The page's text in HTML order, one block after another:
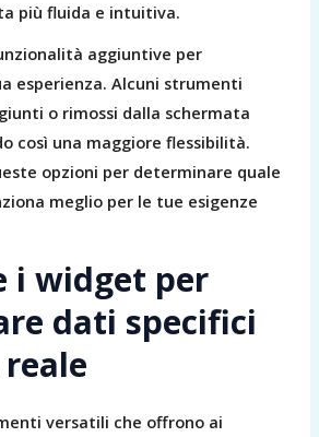
più fluida e intuitiva.
aggiuntive per
esperienza. Alcuni strumenti
o rimossi dalla schermata
così una maggiore flessibilità.
opzioni per determinare quale
meglio per le tue esigenze
i widget per
dati specifici
versatili che offrono ai